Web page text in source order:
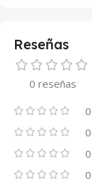
Reseñas
0 reseñas
0
0
0
0